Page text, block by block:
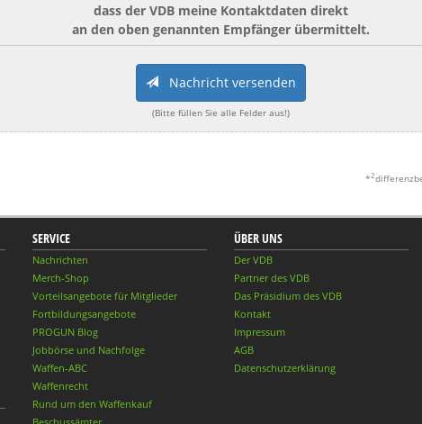
dass der VDB meine Kontaktdaten direkt
an den oben genannten Empfänger übermittelt.
Nachricht versenden
(Bitte füllen Sie alle Felder aus!)
*2
SERVICE
Nachrichten
Merch-Shop
Vorteilsangebote für Mitglieder
Fortbildungsangebote
PROGUN Blog
Jobbörse und Nachfolge
Waffen-ABC
Waffenrecht
Rund um den Waffenkauf
ÜBER UNS
Der VDB
Partner des VDB
Das Präsidium des VDB
Kontakt
Impressum
AGB
Datenschutzerklärung